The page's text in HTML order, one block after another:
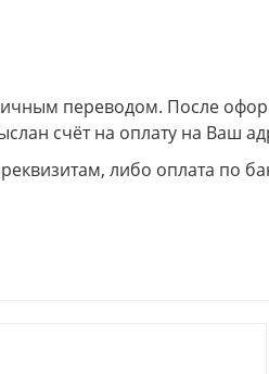
переводом. После
счёт на оплату на Ваш
либо оплата по